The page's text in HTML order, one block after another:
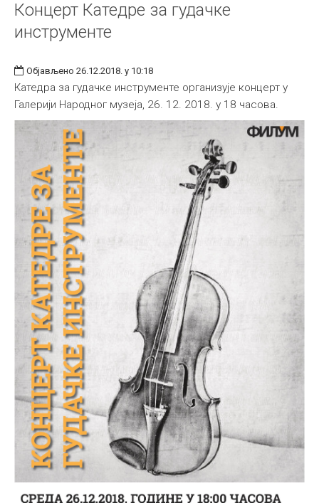
Концерт Катедре за гудачке
инструменте
Објављено 26.12.2018. у 10:18
Катедра за гудачке инструменте организује концерт у
Галерији Народног музеја, 26. 12. 2018. у 18 часова.